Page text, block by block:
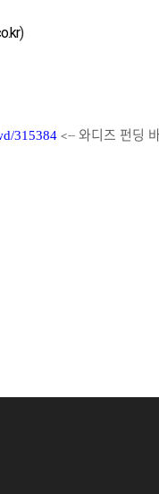
)
315384 <-- 와디즈 펀딩